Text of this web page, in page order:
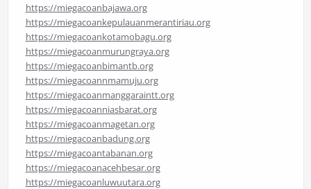
https://miegacoanbajawa.org
https://miegacoankepulauanmerantiriau.org
https://miegacoankotamobagu.org
https://miegacoanmurungraya.org
https://miegacoanbimantb.org
https://miegacoannmamuju.org
https://miegacoanmanggaraintt.org
https://miegacoanniasbarat.org
https://miegacoanmagetan.org
https://miegacoanbadung.org
https://miegacoantabanan.org
https://miegacoanacehbesar.org
https://miegacoanluwuutara.org